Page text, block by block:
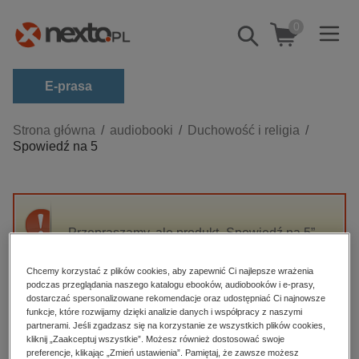
Pokaż/schowaj
wyszukiwarkę
0
E-prasa
Kategorie
Zobacz wszystkie E-prasa
budownictwo, aranżacja wnętrz
darmowe wydania
edukacja
hobby, sport, rozrywka
komputery, internet, technologie, informatyka
Strona główna audiobooki
Duchowość i religia
Spowiedź na 5
Przepraszamy, ale produkt „Spowiedź na 5”
High-contrast mode
Polecane
Chcemy korzystać z plików cookies, aby zapewnić Ci najlepsze wrażenia
podczas przeglądania naszego katalogu ebooków, audiobooków i e-prasy,
dostarczać spersonalizowane rekomendacje oraz udostępniać Ci najnowsze
funkcje, które rozwijamy dzięki analizie danych i współpracy z naszymi
partnerami. Jeśli zgadzasz się na korzystanie ze wszystkich plików cookies,
kliknij „Zaakceptuj wszystkie”. Możesz również dostosować swoje
preferencje, klikając „Zmień ustawienia”. Pamiętaj, że zawsze możesz